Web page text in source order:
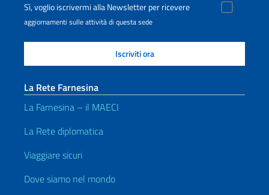
Sì, voglio iscrivermi alla Newsletter per ricevere
aggiornamenti sulle attività di questa sede
La Rete Farnesina
La Farnesina – il MAECI
La Rete diplomatica
Viaggiare sicuri
Dove siamo nel mondo